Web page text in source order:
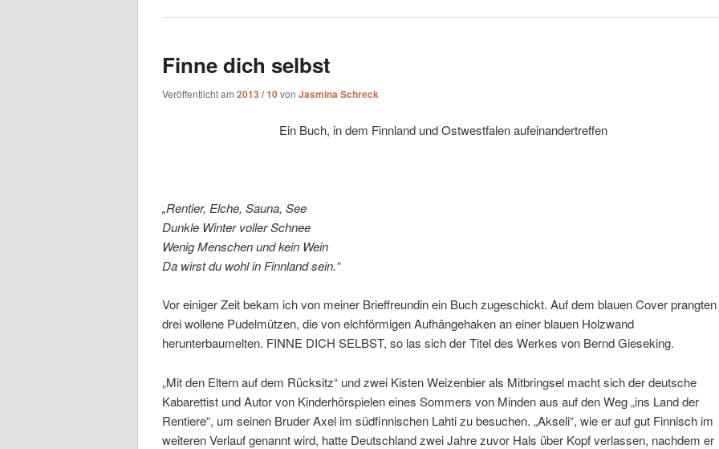
Finne dich selbst
Veröffentlicht am 2013 / 10von Jasmina Schreck
Ein Buch, in dem Finnland und Ostwestfalen aufeinandertreffen
„Rentier, Elche, Sauna, See
Dunkle Winter voller Schnee
Wenig Menschen und kein Wein
Da wirst du wohl in Finnland sein.“
Vor einiger Zeit bekam ich von meiner Brieffreundin ein Buch zugeschickt. Auf dem blauen Cover prangten
drei wollene Pudelmützen, die von elchförmigen Aufhängehaken an einer blauen Holzwand
herunterbaumelten. FINNE DICH SELBST, so las sich der Titel des Werkes von Bernd Gieseking.
„Mit den Eltern auf dem Rücksitz“ und zwei Kisten Weizenbier als Mitbringsel macht sich der deutsche
Kabarettist und Autor von Kinderhörspielen eines Sommers von Minden aus auf den Weg „ins Land der
Rentiere“, um seinen Bruder Axel im südfinnischen Lahti zu besuchen. „Akseli“, wie er auf gut Finnisch im
weiteren Verlauf genannt wird, hatte Deutschland zwei Jahre zuvor Hals über Kopf verlassen, nachdem er